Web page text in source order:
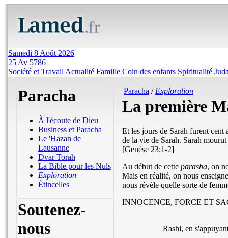
Samedi 8 Août 2026
25 Av 5786
Société et Travail Actualité Famille Coin des enfants Spiritualité
Paracha
À l'écoute de Dieu
Business et Paracha
Le 'Hazan de
Lausanne
Dvar Torah
La Bible pour les Nuls
Exploration
Étincelles
Soutenez-
nous
Paracha / Exploration
La première
Et les jours de Sarah furent cent
de la vie de Sarah. Sarah
[Genèse 23:1-2]
Au début de cette parasha, on
Mais en réalité, on nous
nous révèle quelle sorte de
INNOCENCE, FORCE ET
Rashi, en